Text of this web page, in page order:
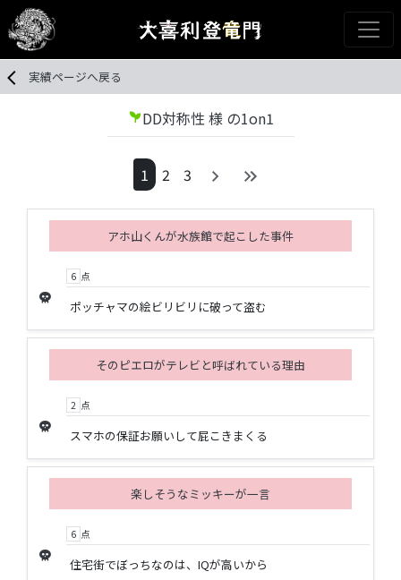
実績ページへ戻る
psychiatryDD対称性 様 の1on1
1 2 3
アホ山くんが水族館で起こした事件
skull
6 点
ポッチャマの絵ビリビリに破って盗む
そのピエロがテレビと呼ばれている理由
skull
2 点
スマホの保証お願いして屁こきまくる
楽しそうなミッキーが一言
skull
6 点
住宅街でぼっちなのは、IQが高いから